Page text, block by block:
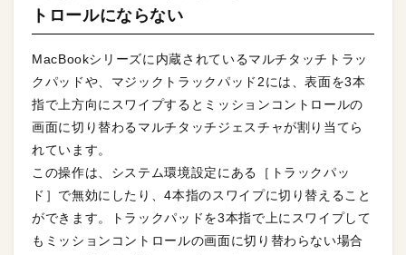
トロールにならない
MacBookシリーズに内蔵されているマルチタッチトラッ
クパッドや、マジックトラックパッド2には、表面を3本
指で上方向にスワイプするとミッションコントロールの
画面に切り替わるマルチタッチジェスチャが割り当てら
れています。
この操作は、システム環境設定にある［トラックパッ
ド］で無効にしたり、4本指のスワイプに切り替えること
ができます。トラックパッドを3本指で上にスワイプして
もミッションコントロールの画面に切り替わらない場合